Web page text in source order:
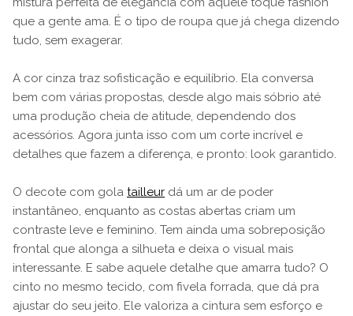
que a gente ama. É o tipo de roupa que já chega dizendo
tudo, sem exagerar.
A cor cinza traz sofisticação e equilíbrio. Ela conversa
bem com várias propostas, desde algo mais sóbrio até
uma produção cheia de atitude, dependendo dos
acessórios. Agora junta isso com um corte incrível e
detalhes que fazem a diferença, e pronto: look garantido.
O decote com gola tailleur dá um ar de poder
instantâneo, enquanto as costas abertas criam um
contraste leve e feminino. Tem ainda uma sobreposição
frontal que alonga a silhueta e deixa o visual mais
interessante. E sabe aquele detalhe que amarra tudo? O
cinto no mesmo tecido, com fivela forrada, que dá pra
ajustar do seu jeito. Ele valoriza a cintura sem esforço e